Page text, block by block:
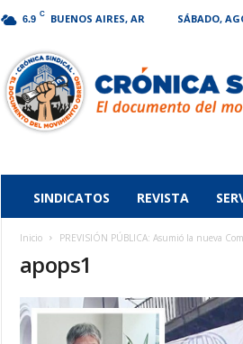
6.9 C BUENOS AIRES, AR SÁBADO,
Sindical
SINDICATOS REVISTA
Inicio PREVISIÓN PÚBLICA: Asumió la nueva
apops1